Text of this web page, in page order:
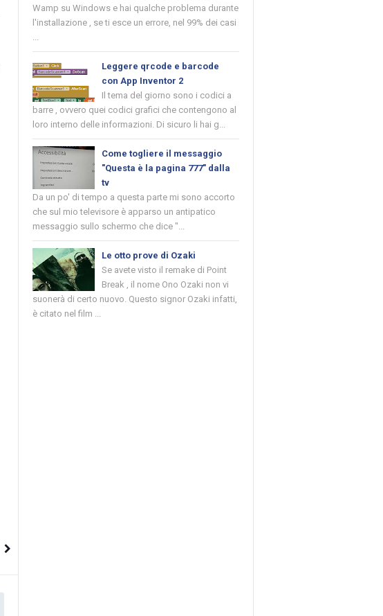
Wamp su Windows e hai qualche problema durante
l'installazione , se ti esce un errore, nel 99% dei casi
...
Leggere qrcode e barcode
con App Inventor 2
Il tema del giorno sono i codici a
barre , ovvero quei codici grafici che contengono al
loro interno delle informazioni. Di sicuro li hai g...
Come togliere il messaggio
"Questa è la pagina 777" dalla
tv
Da un po' di tempo a questa parte mi sono accorto
che sul mio televisore è apparso un antipatico
messaggio sullo schermo che dice "...
Le otto prove di Ozaki
Se avete visto il remake di Point
Break , il nome Ono Ozaki non vi
suonerà di certo nuovo. Questo signor Ozaki infatti,
è citato nel film ...